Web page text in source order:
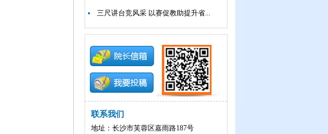
三尺讲台竞风采 以赛促教助提升省...
联系我们
地址：长沙市芙蓉区嘉雨路187号